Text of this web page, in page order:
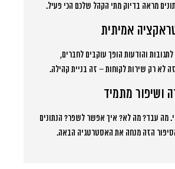
מראה בדיוק מתי הקהל שלכם הכי פעיל.
והודעות הופך עוקבים לחברים,
לא רק שירות לקוחות – זה בניית קהילה.
מה עבד? מה לא? איך אפשר לשפר? הנתונים
הזה מנחה את האסטרטגיה הבאה.